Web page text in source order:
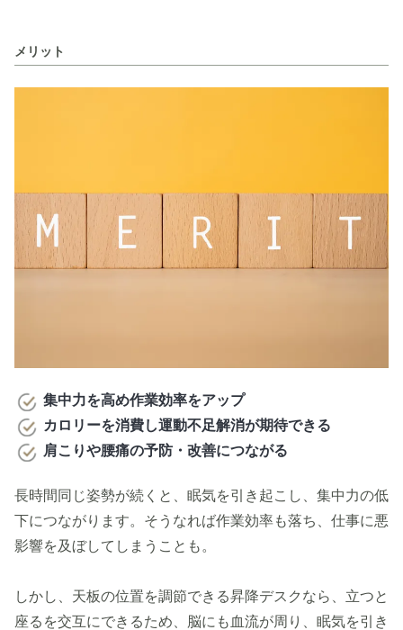
メリット
集中力を高め作業効率をアップ
カロリーを消費し運動不足解消が期待できる
肩こりや腰痛の予防・改善につながる
長時間同じ姿勢が続くと、眠気を引き起こし、集中力の低
下につながります。そうなれば作業効率も落ち、仕事に悪
影響を及ぼしてしまうことも。
しかし、天板の位置を調節できる昇降デスクなら、立つと
座るを交互にできるため、脳にも血流が周り、眠気を引き